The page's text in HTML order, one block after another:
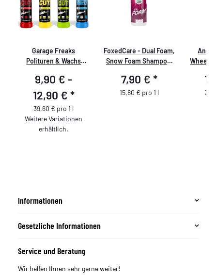
Garage Freaks
Polituren & Wachs
250 ml
9,90 € -
12,90 € *
39,60 € pro 1 l
Weitere Variationen
erhältlich.
FoxedCare - Dual Foam,
Snow Foam Shampoo,
7,90 €*
15,80 € pro 1 l
Wheel
Informationen
Gesetzliche Informationen
Service und Beratung
Wir helfen Ihnen sehr gerne weiter!